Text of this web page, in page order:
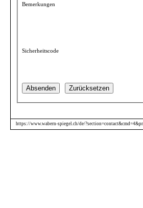
Bemerkungen
Sicherheitscode
https://www.wabern-spiegel.ch/de/